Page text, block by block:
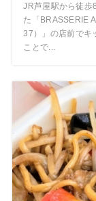
JR芦屋駅から徒歩
た「BRASSERIE
37）」の店前で
ことで...